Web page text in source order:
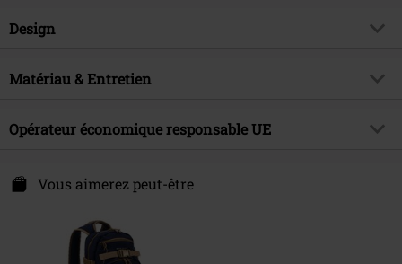
Article n°.
Brand
Date de sortie
11/07/2025
Design
Catégorie de produit
Couleur
noir/marron
Matériau & Entretien
Matière extérieure 100% Polyester
Opérateur économique responsable UE
Spichernstraße 6A
info@brandit-wear.com
Vous aimerez peut-être